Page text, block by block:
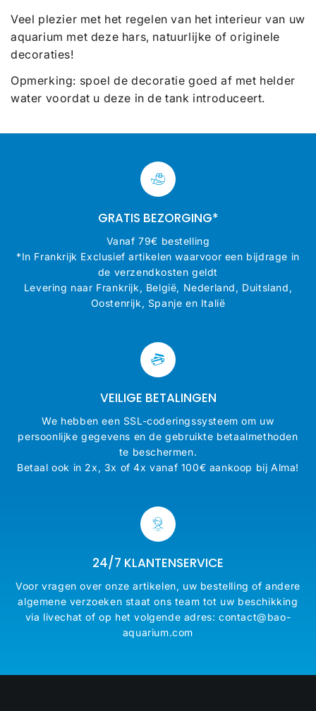
Veel plezier met het regelen van het interieur van uw
aquarium met deze hars, natuurlijke of originele
decoraties!
Opmerking: spoel de decoratie goed af met helder
water voordat u deze in de tank introduceert.
GRATIS BEZORGING*
Vanaf 79€ bestelling
*In Frankrijk Exclusief artikelen waarvoor een bijdrage in
de verzendkosten geldt
Levering naar Frankrijk, België, Nederland, Duitsland,
Oostenrijk, Spanje en Italië
VEILIGE BETALINGEN
We hebben een SSL-coderingssysteem om uw
persoonlijke gegevens en de gebruikte betaalmethoden
te beschermen.
Betaal ook in 2x, 3x of 4x vanaf 100€ aankoop bij Alma!
24/7 KLANTENSERVICE
Voor vragen over onze artikelen, uw bestelling of andere
algemene verzoeken staat ons team tot uw beschikking
via livechat of op het volgende adres: contact@bao-
aquarium.com